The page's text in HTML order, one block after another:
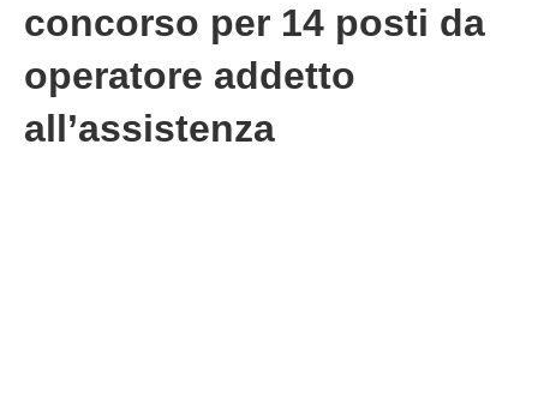
concorso per 14 posti da
operatore addetto
all’assistenza